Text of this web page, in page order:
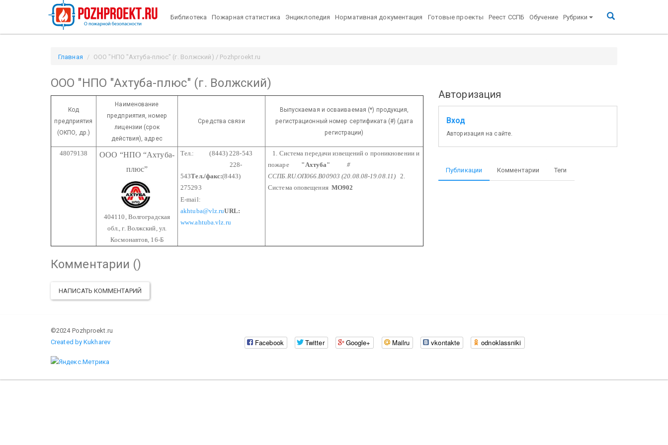
Библиотека Пожарная статистика Энциклопедия Нормативная документация Готовые проекты Реест ССПБ Обучение Рубрики
Главная ООО "НПО "Ахтуба-плюс" (г. Волжский) / Pozhproekt.ru
ООО "НПО "Ахтуба-плюс" (г. Волжский)
Код
предприятия
(ОКПО, др.)
Наименование
предприятия, номер
лицензии (срок
действия), адрес
Средства связи
Выпускаемая и осваиваемая (*) продукция,
регистрационный номер сертификата (#) (дата
регистрации)
48079138 ООО “НПО “Ахтуба-
плюс”
404110, Волгоградская
обл., г. Волжский, ул.
Космонавтов, 16-Б
Тел.: (8443) 228-543
228-
543Тел./факс:(8443)
275293
E-mail:
akhtuba@vlz.ruURL:
www.ahtuba.vlz.ru
1. Система передачи извещений о проникновении и
пожаре
"Ахтуба" #
ССПБ.RU.ОП066.В00903 (20.08.08-19.08.11)
2.
Система оповещения МО902
Комментарии ()
НАПИСАТЬ КОММЕНТАРИЙ
Авторизация
Вход
Авторизация на сайте.
Публикации Комментарии Теги
©2024 Pozhproekt.ru
Created by Kukharev
Facebook Twitter Google+ Mailru vkontakte odnoklassniki